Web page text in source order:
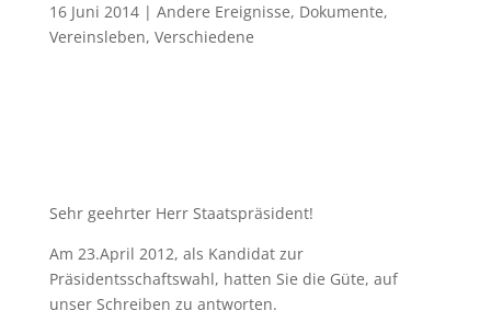
16 Juni 2014| Andere Ereignisse, Dokumente,
Vereinsleben, Verschiedene
Sehr geehrter Herr Staatspräsident!
Am 23.April 2012, als Kandidat zur
Präsidentsschaftswahl, hatten Sie die Güte, auf
unser Schreiben zu antworten.